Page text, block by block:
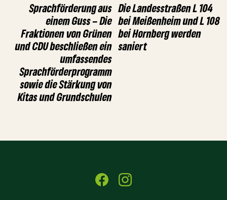
Sprachförderung aus
einem Guss – Die
Fraktionen von Grünen
und CDU beschließen ein
umfassendes
Sprachförderprogramm
sowie die Stärkung von
Kitas und Grundschulen
Die Landesstraßen L 104
bei Meißenheim und L 108
bei Hornberg werden
saniert